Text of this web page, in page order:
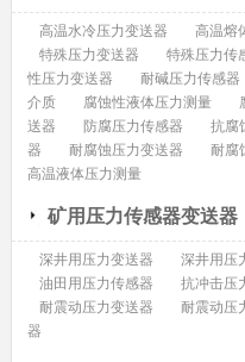
高温水冷压力变送器 高温熔
特殊压力变送器
特殊压力传
性压力变送器
耐碱压力传感器
介质
腐蚀性液体压力测量
送器
防腐压力传感器 抗腐
器
耐腐蚀压力变送器 耐腐
高温液体压力测量
矿用压力传感器变送器
深井用压力变送器 深井用压
油田用压力传感器
抗冲击压
耐震动压力变送器
耐震动压
器